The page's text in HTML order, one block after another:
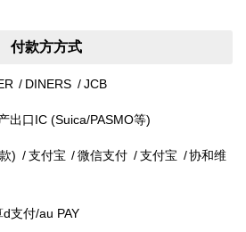
付款方方式
DINERS JCB
出口IC (Suica/PASMO等)
) 支付宝 微信支付 支付宝
协和维
支付/au PAY